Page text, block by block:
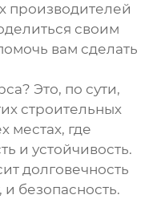
производителей
своим
вам сделать
Это, по сути,
строительных
местах, где
и устойчивость.
долговечность
и безопасность.